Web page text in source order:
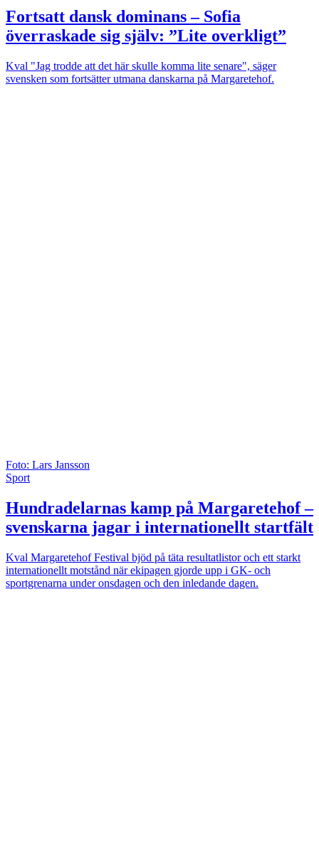
Fortsatt dansk dominans – Sofia
överraskade sig själv: ”Lite overkligt”
Kval "Jag trodde att det här skulle komma lite senare", säger
svensken som fortsätter utmana danskarna på Margaretehof.
Foto: Lars Jansson
Sport
Hundradelarnas kamp på Margaretehof –
svenskarna jagar i internationellt startfält
Kval Margaretehof Festival bjöd på täta resultatlistor och ett starkt
internationellt motstånd när ekipagen gjorde upp i GK- och
sportgrenarna under onsdagen och den inledande dagen.